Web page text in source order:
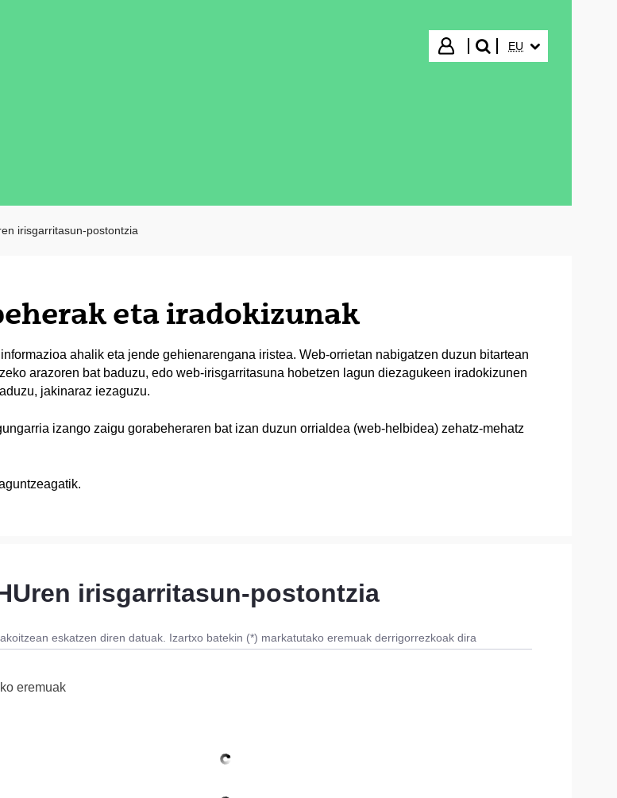
Hasi saioa
bilatu"
EU
irisgarritasun-postontzia
eta iradokizunak
ahalik eta jende gehienarengana iristea. Web-orrietan nabigatzen duzun bitartean
arazoren bat baduzu, edo web-irisgarritasuna hobetzen lagun diezagukeen iradokizunen
jakinaraz iezaguzu.
izango zaigu gorabeheraren bat izan duzun orrialdea (web-helbidea) zehatz-mehatz
irisgarritasun-postontzia
eskatzen diren datuak. Izartxo batekin (*) markatutako eremuak derrigorrezkoak dira
eremuak